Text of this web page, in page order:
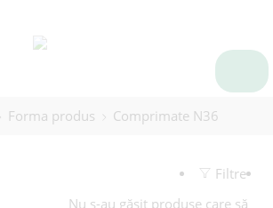
Forma produs Comprimate N36
Filtre
Nu s-au găsit produse care să